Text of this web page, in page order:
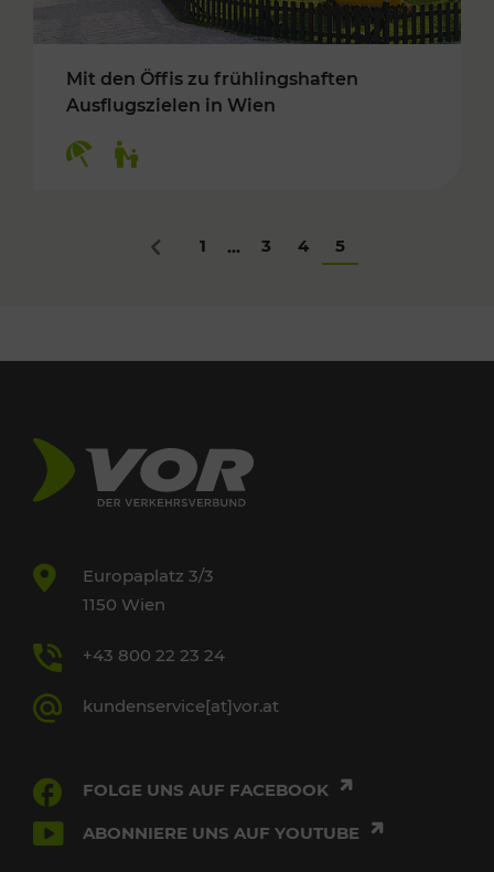
Mit den Öffis zu frühlingshaften
Ausflugszielen in Wien
Zurück
1 ... 3 4 5
Europaplatz 3/3
1150 Wien
+43 800 22 23 24
kundenservice[at]vor.at
FOLGE UNS AUF FACEBOOK
ABONNIERE UNS AUF YOUTUBE